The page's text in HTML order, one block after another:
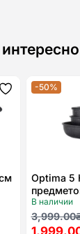
Додати-50%
Optima 5
В наличии
3,999.00